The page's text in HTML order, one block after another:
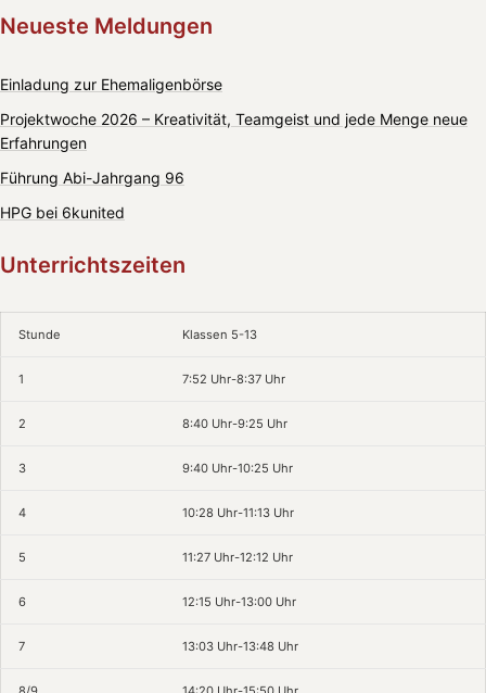
Neueste Meldungen
Einladung zur Ehemaligenbörse
Projektwoche 2026 – Kreativität, Teamgeist und jede Menge neue
Erfahrungen
Führung Abi-Jahrgang 96
HPG bei 6kunited
Unterrichtszeiten
Stunde Klassen 5-13
1 7:52 Uhr-8:37 Uhr
2 8:40 Uhr-9:25 Uhr
3 9:40 Uhr-10:25 Uhr
4 10:28 Uhr-11:13 Uhr
5 11:27 Uhr-12:12 Uhr
6 12:15 Uhr-13:00 Uhr
7 13:03 Uhr-13:48 Uhr